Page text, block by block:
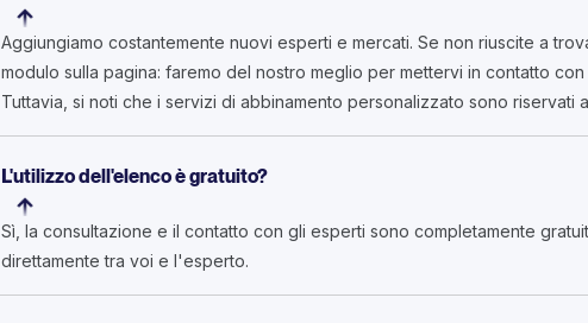
Aggiungiamo costantemente nuovi esperti e mercati. Se non riuscite a
modulo sulla pagina: faremo del nostro meglio per mettervi in contatto
Tuttavia, si noti che i servizi di abbinamento personalizzato sono riservati
L'utilizzo dell'elenco è gratuito?
Sì, la consultazione e il contatto con gli esperti sono completamente
direttamente tra voi e l'esperto.